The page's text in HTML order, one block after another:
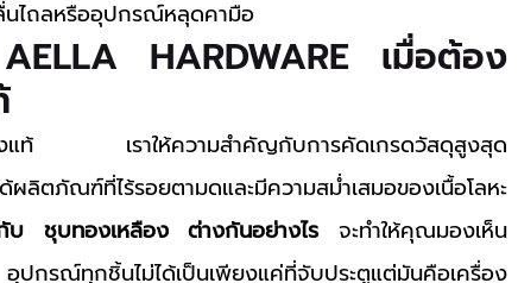
นไถลหรืออุปกรณ์หลุดคามือ
HARDWARE เมื่อต้อง
ลืองแท้ เราให้ความสำคัญกับการคัดเกรดวัสดุสูงสุด
ลิตภัณฑ์ที่ไร้รอยตามดและมีความสม่ำเสมอของเนื้อโลหะ
ชุบทองเหลือง ต่างกันอย่างไร จะทำให้คุณมองเห็น
กรณ์ทุกชิ้นไม่ได้เป็นเพียงแค่ที่จับประตูแต่มันคือเครื่อง